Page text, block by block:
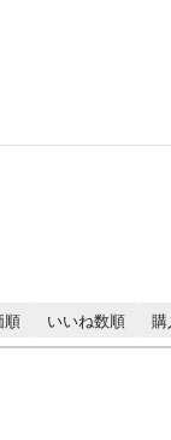
順 いいね数順